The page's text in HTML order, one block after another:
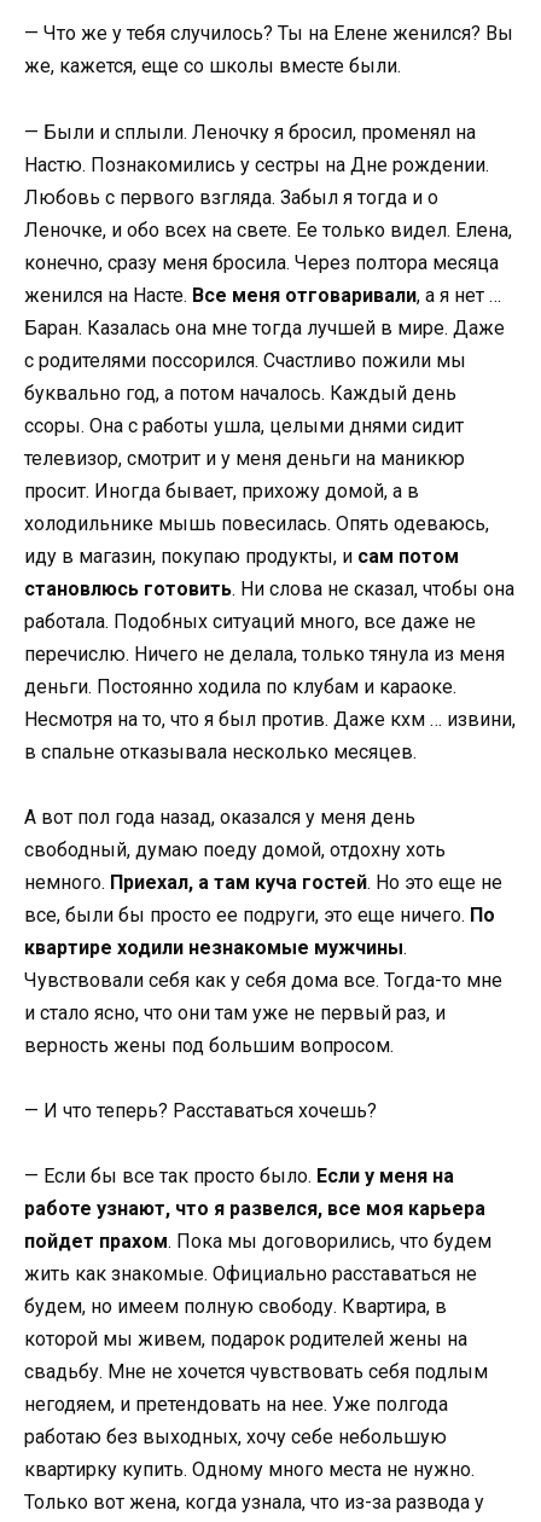
— Что же у тебя случилось? Ты на Елене женился? Вы
же, кажется, еще со школы вместе были.
— Были и сплыли. Леночку я бросил, променял на
Настю. Познакомились у сестры на Дне рождении.
Любовь с первого взгляда. Забыл я тогда и о
Леночке, и обо всех на свете. Ее только видел. Елена,
конечно, сразу меня бросила. Через полтора месяца
женился на Насте. Все меня отговаривали, а я нет …
Баран. Казалась она мне тогда лучшей в мире. Даже
с родителями поссорился. Счастливо пожили мы
буквально год, а потом началось. Каждый день
ссоры. Она с работы ушла, целыми днями сидит
телевизор, смотрит и у меня деньги на маникюр
просит. Иногда бывает, прихожу домой, а в
холодильнике мышь повесилась. Опять одеваюсь,
иду в магазин, покупаю продукты, и сам потом
становлюсь готовить. Ни слова не сказал, чтобы она
работала. Подобных ситуаций много, все даже не
перечислю. Ничего не делала, только тянула из меня
деньги. Постоянно ходила по клубам и караоке.
Несмотря на то, что я был против. Даже кхм … извини,
в спальне отказывала несколько месяцев.
А вот пол года назад, оказался у меня день
свободный, думаю поеду домой, отдохну хоть
немного. Приехал, а там куча гостей. Но это еще не
все, были бы просто ее подруги, это еще ничего. По
квартире ходили незнакомые мужчины.
Чувствовали себя как у себя дома все. Тогда-то мне
и стало ясно, что они там уже не первый раз, и
верность жены под большим вопросом.
— И что теперь? Расставаться хочешь?
— Если бы все так просто было. Если у меня на
работе узнают, что я развелся, все моя карьера
пойдет прахом. Пока мы договорились, что будем
жить как знакомые. Официально расставаться не
будем, но имеем полную свободу. Квартира, в
которой мы живем, подарок родителей жены на
свадьбу. Мне не хочется чувствовать себя подлым
негодяем, и претендовать на нее. Уже полгода
работаю без выходных, хочу себе небольшую
квартирку купить. Одному много места не нужно.
Только вот жена, когда узнала, что из-за развода у